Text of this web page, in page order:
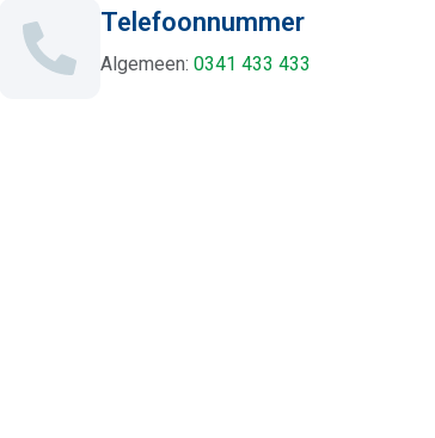
Telefoonnummer
Algemeen: 0341 433 433